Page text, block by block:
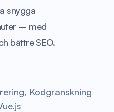
snygga
– med
bättre SEO.
, Kodgranskning